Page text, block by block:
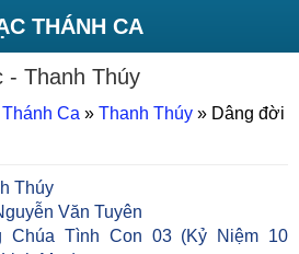
THÁNH CA
- Thanh Thúy
Thánh Ca » Thanh Thúy » Dâng đời
Thúy
Văn Tuyên
Chúa Tình Con 03 (Kỷ Niệm 10